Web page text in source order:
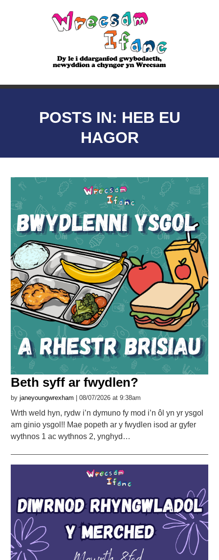
POSTS IN: HEB EU
HAGOR
Beth syff ar fwydlen?
byjaneyoungwrexham | 08/07/2026 at 9:38am
Wrth weld hyn, rydw i’n dymuno fy mod i’n ôl yn yr ysgol
am ginio ysgol!! Mae popeth ar y fwydlen isod ar gyfer
wythnos 1 ac wythnos 2, ynghyd…